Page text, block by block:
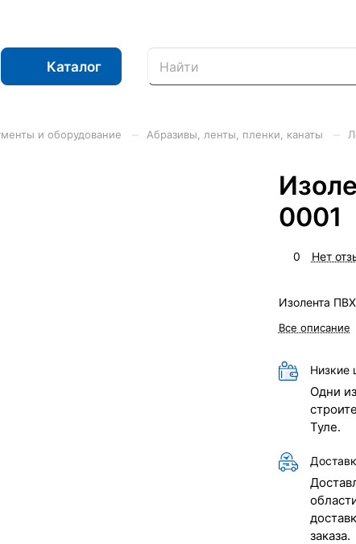
Каталог
и оборудование Абразивы, ленты, пленки, канаты
0001
0 Нет
Изолента
Все описание
Низкие
Одни
Туле.
заказа.